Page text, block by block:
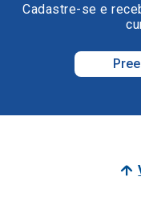
Cadastre-se e